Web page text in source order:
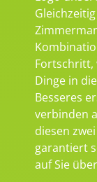
Fortschritt,
Dinge in
Besseres
verbinden
diesen
garantiert
auf Sie